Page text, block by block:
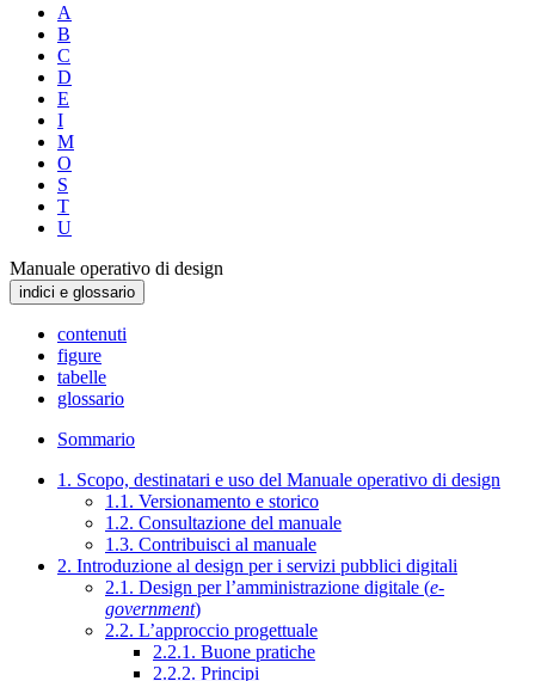
A
B
C
D
E
I
M
O
S
T
U
Manuale operativo di design
indici e glossario
contenuti
figure
tabelle
glossario
Sommario
1. Scopo, destinatari e uso del Manuale operativo di design
1.1. Versionamento e storico
1.2. Consultazione del manuale
1.3. Contribuisci al manuale
2. Introduzione al design per i servizi pubblici digitali
2.1. Design per l’amministrazione digitale (e-
government)
2.2. L’approccio progettuale
2.2.1. Buone pratiche
2.2.2. Principi